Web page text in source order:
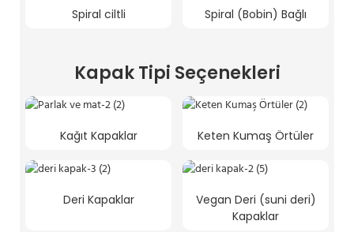
Spiral ciltli Spiral (Bobin) Bağlı
Kapak Tipi Seçenekleri
Kağıt Kapaklar Keten Kumaş Örtüler
Deri Kapaklar
Vegan Deri (suni deri)
Kapaklar